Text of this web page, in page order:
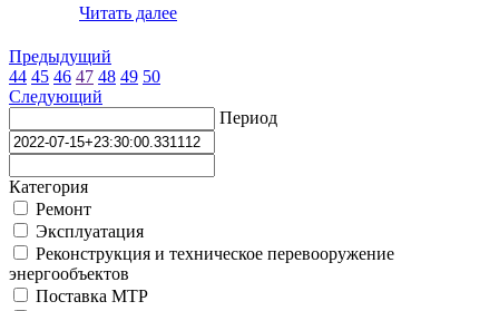
Читать далее
Предыдущий
44 45 46 47 48 49 50
Следующий
Период
Категория
Ремонт
Эксплуатация
Реконструкция и техническое перевооружение
энергообъектов
Поставка МТР